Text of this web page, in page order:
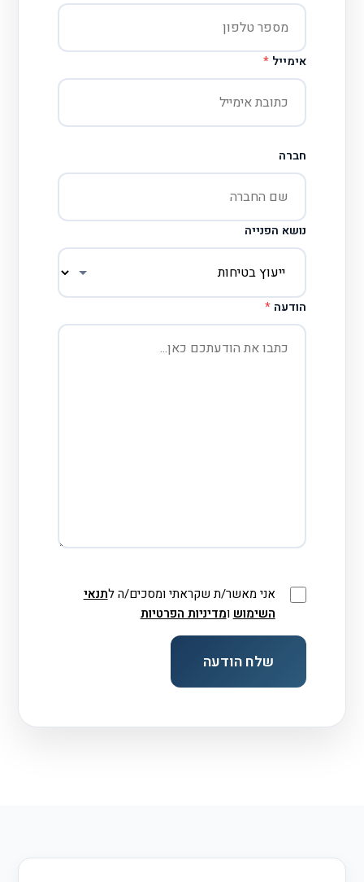
אימייל*
חברה
נושא הפנייה
הודעה*
אני מאשר/ת שקראתי ומסכים/ה לתנאי
השימוש ומדיניות הפרטיות